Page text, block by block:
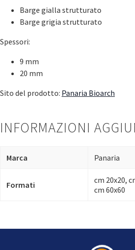
Barge gialla strutturato
Barge grigia strutturato
Spessori:
9 mm
20 mm
Sito del prodotto: Panaria Bioarch
INFORMAZIONI
Marca Panaria
Formati
cm 20x20,
cm 60x60